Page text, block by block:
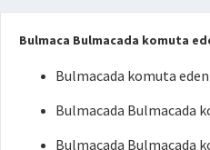
Bulmaca Bulmacada komuta
Bulmacada komuta
Bulmacada Bulmacada
Bulmacada Bulmacada